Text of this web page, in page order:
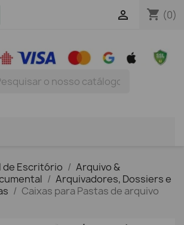
shopping_cart (0)

de Escritório
Arquivo &
Arquivadores, Dossiers e
Caixas para Pastas de arquivo